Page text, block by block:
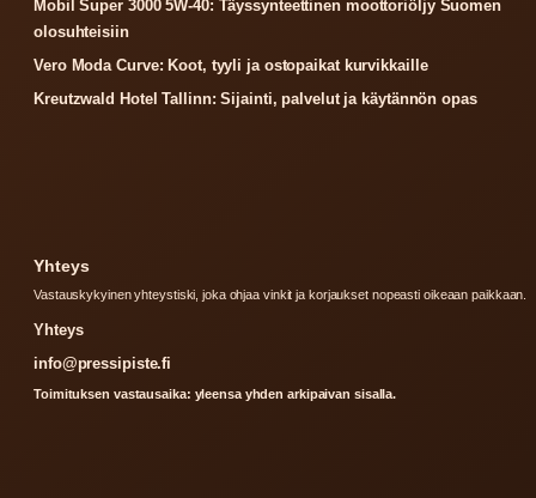
Mobil Super 3000 5W-40: Täyssynteettinen moottoriöljy Suomen
olosuhteisiin
Vero Moda Curve: Koot, tyyli ja ostopaikat kurvikkaille
Kreutzwald Hotel Tallinn: Sijainti, palvelut ja käytännön opas
Yhteys
Vastauskykyinen yhteystiski, joka ohjaa vinkit ja korjaukset nopeasti oikeaan paikkaan.
Yhteys
info@pressipiste.fi
Toimituksen vastausaika: yleensa yhden arkipaivan sisalla.